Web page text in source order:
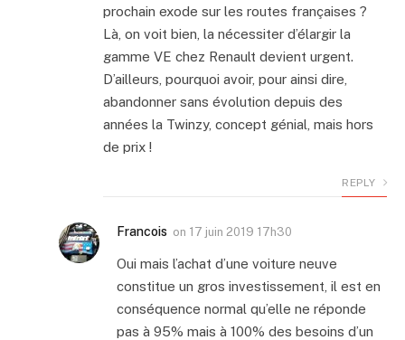
prochain exode sur les routes françaises ?
Là, on voit bien, la nécessiter d’élargir la
gamme VE chez Renault devient urgent.
D’ailleurs, pourquoi avoir, pour ainsi dire,
abandonner sans évolution depuis des
années la Twinzy, concept génial, mais hors
de prix !
REPLY
Francois on 17 juin 2019 17h30
Oui mais l’achat d’une voiture neuve
constitue un gros investissement, il est en
conséquence normal qu’elle ne réponde
pas à 95% mais à 100% des besoins d’un